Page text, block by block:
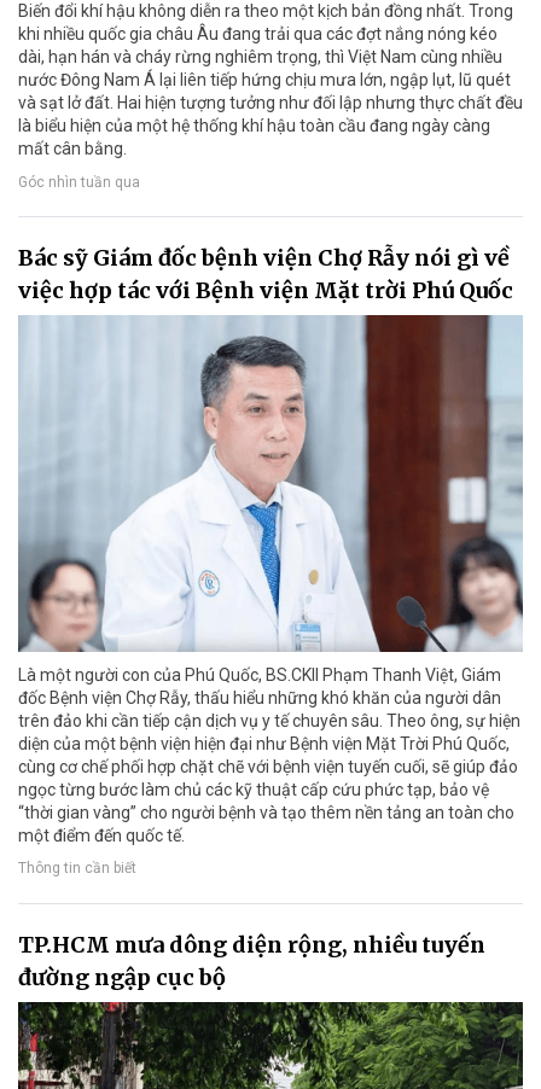
Biến đổi khí hậu không diễn ra theo một kịch bản đồng nhất. Trong
khi nhiều quốc gia châu Âu đang trải qua các đợt nắng nóng kéo
dài, hạn hán và cháy rừng nghiêm trọng, thì Việt Nam cùng nhiều
nước Đông Nam Á lại liên tiếp hứng chịu mưa lớn, ngập lụt, lũ quét
và sạt lở đất. Hai hiện tượng tưởng như đối lập nhưng thực chất đều
là biểu hiện của một hệ thống khí hậu toàn cầu đang ngày càng
mất cân bằng.
Góc nhìn tuần qua
Bác sỹ Giám đốc bệnh viện Chợ Rẫy nói gì về
việc hợp tác với Bệnh viện Mặt trời Phú Quốc
Là một người con của Phú Quốc, BS.CKII Phạm Thanh Việt, Giám
đốc Bệnh viện Chợ Rẫy, thấu hiểu những khó khăn của người dân
trên đảo khi cần tiếp cận dịch vụ y tế chuyên sâu. Theo ông, sự hiện
diện của một bệnh viện hiện đại như Bệnh viện Mặt Trời Phú Quốc,
cùng cơ chế phối hợp chặt chẽ với bệnh viện tuyến cuối, sẽ giúp đảo
ngọc từng bước làm chủ các kỹ thuật cấp cứu phức tạp, bảo vệ
“thời gian vàng” cho người bệnh và tạo thêm nền tảng an toàn cho
một điểm đến quốc tế.
Thông tin cần biết
TP.HCM mưa dông diện rộng, nhiều tuyến
đường ngập cục bộ